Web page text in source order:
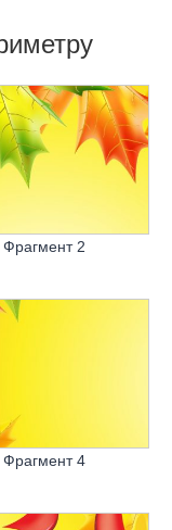
Фрагмент 2
Фрагмент 4